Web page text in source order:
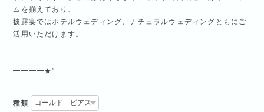
ムを揃えており、
披露宴ではホテルウェディング、ナチュラルウェディングともにご
活用いただけます。
————————————————————————-－－－－
━━━━★"
種類